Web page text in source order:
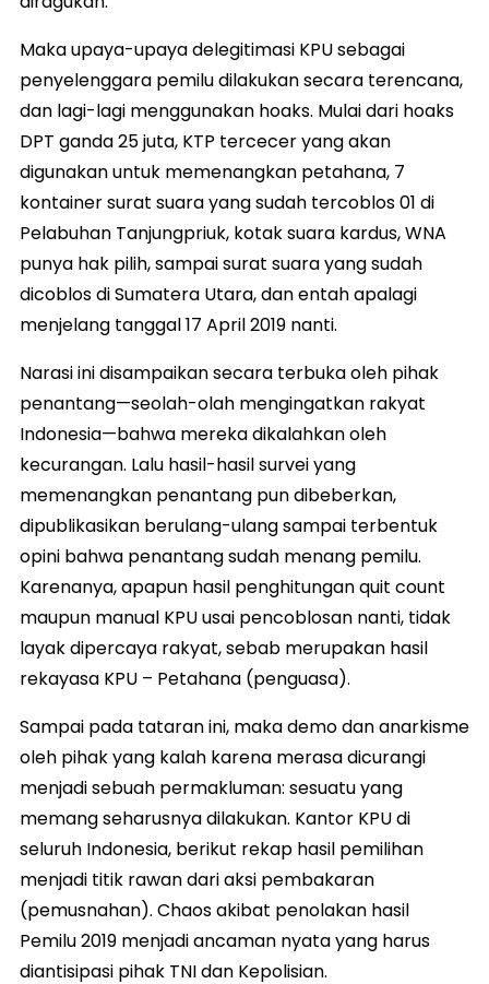
Maka upaya-upaya delegitimasi KPU sebagai
penyelenggara pemilu dilakukan secara terencana,
dan lagi-lagi menggunakan hoaks. Mulai dari hoaks
DPT ganda 25 juta, KTP tercecer yang akan
digunakan untuk memenangkan petahana, 7
kontainer surat suara yang sudah tercoblos 01 di
Pelabuhan Tanjungpriuk, kotak suara kardus, WNA
punya hak pilih, sampai surat suara yang sudah
dicoblos di Sumatera Utara, dan entah apalagi
menjelang tanggal 17 April 2019 nanti.
Narasi ini disampaikan secara terbuka oleh pihak
penantang—seolah-olah mengingatkan rakyat
Indonesia—bahwa mereka dikalahkan oleh
kecurangan. Lalu hasil-hasil survei yang
memenangkan penantang pun dibeberkan,
dipublikasikan berulang-ulang sampai terbentuk
opini bahwa penantang sudah menang pemilu.
Karenanya, apapun hasil penghitungan quit count
maupun manual KPU usai pencoblosan nanti, tidak
layak dipercaya rakyat, sebab merupakan hasil
rekayasa KPU – Petahana (penguasa).
Sampai pada tataran ini, maka demo dan anarkisme
oleh pihak yang kalah karena merasa dicurangi
menjadi sebuah permakluman: sesuatu yang
memang seharusnya dilakukan. Kantor KPU di
seluruh Indonesia, berikut rekap hasil pemilihan
menjadi titik rawan dari aksi pembakaran
(pemusnahan). Chaos akibat penolakan hasil
Pemilu 2019 menjadi ancaman nyata yang harus
diantisipasi pihak TNI dan Kepolisian.